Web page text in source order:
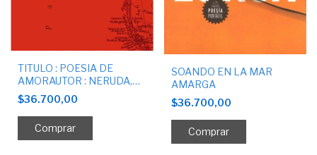
TITULO : POESIA DE
AMORAUTOR : NERUDA,
PABLOLIBRO BAJO
DEMANDA - 15 DIAS DE
DEMORA EN INGRESAR
LUEGO DE SU COMPRA
$36.700,00
SOANDO EN LA MAR
AMARGA
$36.700,00